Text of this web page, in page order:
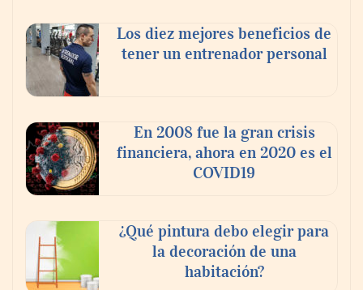
La omnicanalidad redefine la forma de
Los diez mejores beneficios de
tener un entrenador personal
En 2008 fue la gran crisis
financiera, ahora en 2020 es el
COVID19
¿Qué pintura debo elegir para
la decoración de una
habitación?